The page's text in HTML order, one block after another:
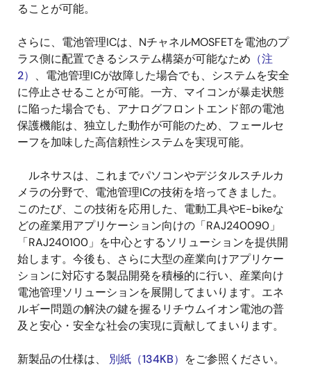
ることが可能。
さらに、電池管理ICは、NチャネルMOSFETを電池のプ
ラス側に配置できるシステム構築が可能なため （注
2） 、電池管理ICが故障した場合でも、システムを安全
に停止させることが可能。一方、マイコンが暴走状態
に陥った場合でも、アナログフロントエンド部の電池
保護機能は、独立した動作が可能のため、フェールセ
ーフを加味した高信頼性システムを実現可能。
ルネサスは、これまでパソコンやデジタルスチルカ
メラの分野で、電池管理ICの技術を培ってきました。
このたび、この技術を応用した、電動工具やE-bikeな
どの産業用アプリケーション向けの「RAJ240090」
「RAJ240100」を中心とするソリューションを提供開
始します。今後も、さらに大型の産業向けアプリケー
ションに対応する製品開発を積極的に行い、産業向け
電池管理ソリューションを展開してまいります。エネ
ルギー問題の解決の鍵を握るリチウムイオン電池の普
及と安心・安全な社会の実現に貢献してまいります。
新製品の仕様は、 別紙（134KB） をご参照ください。